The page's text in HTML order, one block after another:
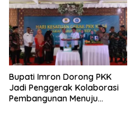
Bupati Imron Dorong PKK
Jadi Penggerak Kolaborasi
Pembangunan Menuju